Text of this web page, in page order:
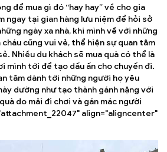
để mua gì đó “hay hay” về cho gia
ngay tại gian hàng lưu niệm để hỏi sở
ngày xa nhà, khi mình về với những
cháu cũng vui vẻ, thể hiện sự quan tâm
Nhiều du khách sẽ mua quà có thể là
mình tới để tạo dấu ấn cho chuyến đi.
tâm dành tới những người họ yêu
dường như tạo thành gánh nặng với
do mải đi chơi và gán mác người
align="aligncenter"